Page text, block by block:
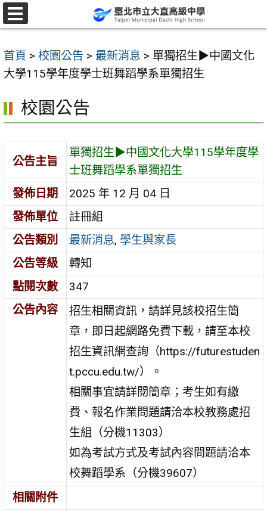
跳
至
要
內
區
首頁 > 校園公告 > 最新消息 > 單獨招生▶︎中國文化
大學115學年度學士班舞蹈學系單獨招生
校園公告
公告主旨
單獨招生▶︎中國文化大學115學年度學
士班舞蹈學系單獨招生
發佈日期
2025 年 12 月 04 日
發佈單位
註冊組
公告類別
最新消息, 學生與家長
公告等級
轉知
點閱次數
347
公告內容
招生相關資訊，請詳見該校招生簡
章，即日起網路免費下載，請至本校
招生資訊網查詢（https://futurestuden
t.pccu.edu.tw/）。
相關事宜請詳閱簡章；考生如有繳
費、報名作業問題請洽本校教務處招
生組（分機11303）
如為考試方式及考試內容問題請洽本
校舞蹈學系（分機39607）
相關附件
選
單